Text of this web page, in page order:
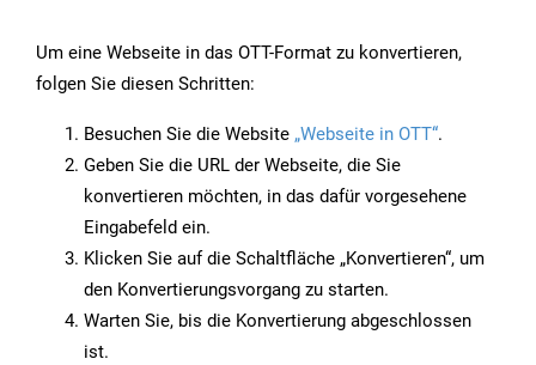
Um eine Webseite in das OTT-Format zu konvertieren,
folgen Sie diesen Schritten:
Besuchen Sie die Website „Webseite in OTT“.
Geben Sie die URL der Webseite, die Sie
konvertieren möchten, in das dafür vorgesehene
Eingabefeld ein.
Klicken Sie auf die Schaltfläche „Konvertieren“, um
den Konvertierungsvorgang zu starten.
Warten Sie, bis die Konvertierung abgeschlossen
ist.